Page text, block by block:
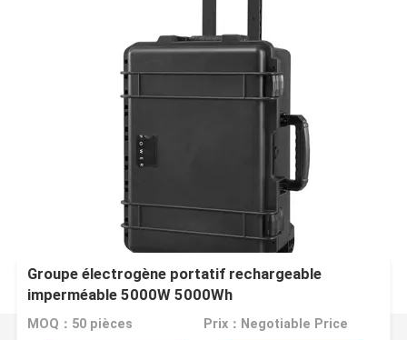
Groupe électrogène portatif rechargeable
imperméable 5000W 5000Wh
MOQ：50 pièces Prix：Negotiable Price